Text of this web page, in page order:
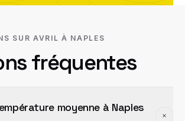
SUR AVRIL À NAPLES
fréquentes
moyenne à Naples